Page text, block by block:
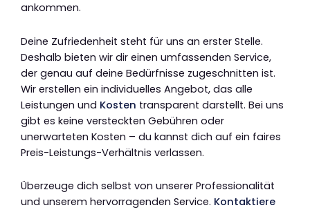
ankommen.
Deine Zufriedenheit steht für uns an erster Stelle.
Deshalb bieten wir dir einen umfassenden Service,
der genau auf deine Bedürfnisse zugeschnitten ist.
Wir erstellen ein individuelles Angebot, das alle
Leistungen und Kosten transparent darstellt. Bei uns
gibt es keine versteckten Gebühren oder
unerwarteten Kosten – du kannst dich auf ein faires
Preis-Leistungs-Verhältnis verlassen.
Überzeuge dich selbst von unserer Professionalität
und unserem hervorragenden Service. Kontaktiere